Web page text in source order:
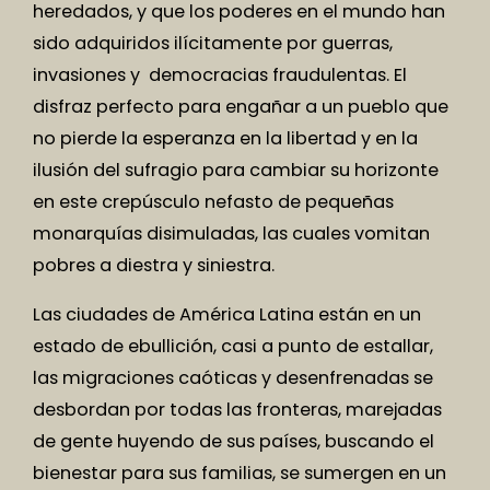
heredados, y que los poderes en el mundo han
sido adquiridos ilícitamente por guerras,
invasiones y democracias fraudulentas. El
disfraz perfecto para engañar a un pueblo que
no pierde la esperanza en la libertad y en la
ilusión del sufragio para cambiar su horizonte
en este crepúsculo nefasto de pequeñas
monarquías disimuladas, las cuales vomitan
pobres a diestra y siniestra.
Las ciudades de América Latina están en un
estado de ebullición, casi a punto de estallar,
las migraciones caóticas y desenfrenadas se
desbordan por todas las fronteras, marejadas
de gente huyendo de sus países, buscando el
bienestar para sus familias, se sumergen en un